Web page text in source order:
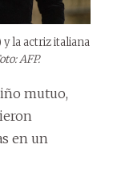
la actriz italiana
AFP.
mutuo,
en un